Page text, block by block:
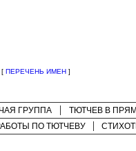
[ ПЕРЕЧЕНЬ ИМЕН ]
ГРУППА ТЮТЧЕВ В
ПО ТЮТЧЕВУ